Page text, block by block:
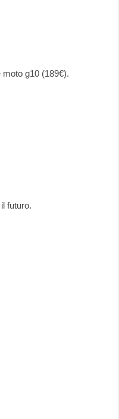
g10 (189€).
futuro.